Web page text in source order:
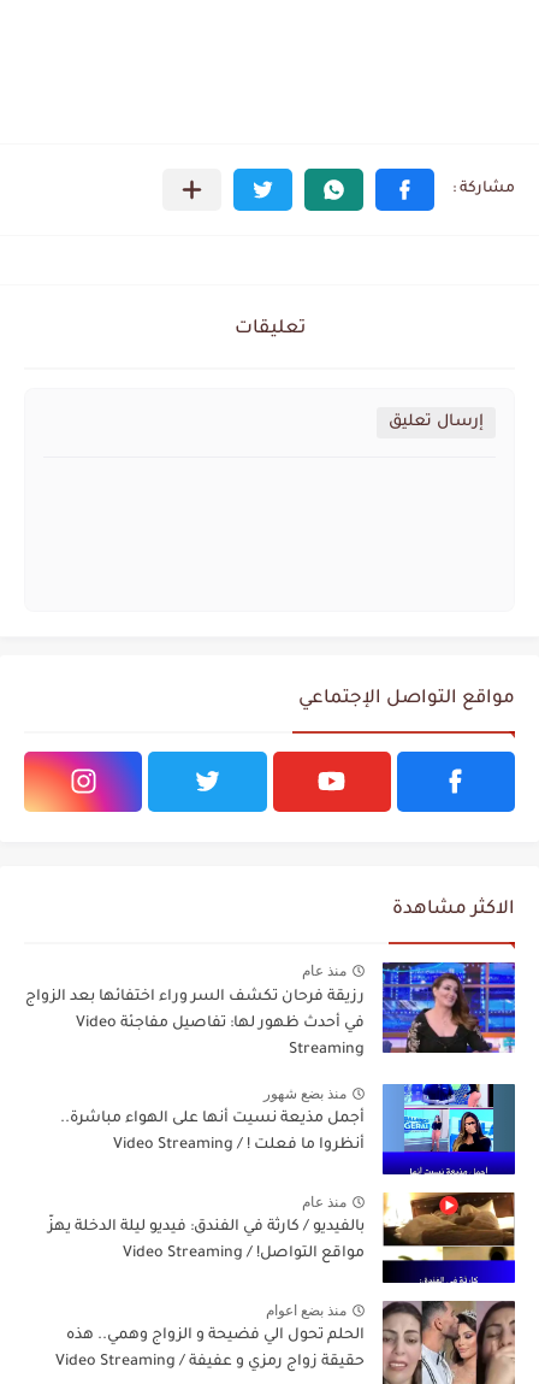
تعليقات
إرسال تعليق
مواقع التواصل الإجتماعي
الاكثر مشاهدة
منذ عام
رزيقة فرحان تكشف السر وراء اختفائها بعد الزواج
في أحدث ظهور لها: تفاصيل مفاجئة Video
Streaming
منذ بضع شهور
أجمل مذيعة نسيت أنها على الهواء مباشرة..
أنظروا ما فعلت ! / Video Streaming
منذ عام
بالفيديو / كارثة في الفندق: فيديو ليلة الدخلة يهزّ
مواقع التواصل! / Video Streaming
منذ بضع اعوام
الحلم تحول الي فضيحة و الزواج وهمي.. هذه
حقيقة زواج رمزي و عفيفة / Video Streaming